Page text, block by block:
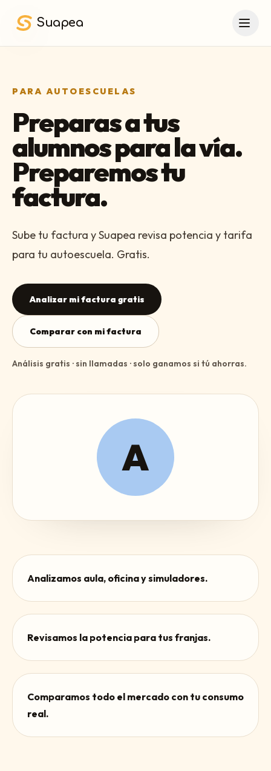
Suapea
PARA AUTOESCUELAS
Preparas a tus
alumnos para la vía.
Preparemos tu
factura.
Sube tu factura y Suapea revisa potencia y tarifa
para tu autoescuela. Gratis.
Analizar mi factura gratis
Comparar con mi factura
Análisis gratis · sin llamadas · solo ganamos si tú ahorras.
A
Analizamos aula, oficina y simuladores.
Revisamos la potencia para tus franjas.
Comparamos todo el mercado con tu consumo
real.